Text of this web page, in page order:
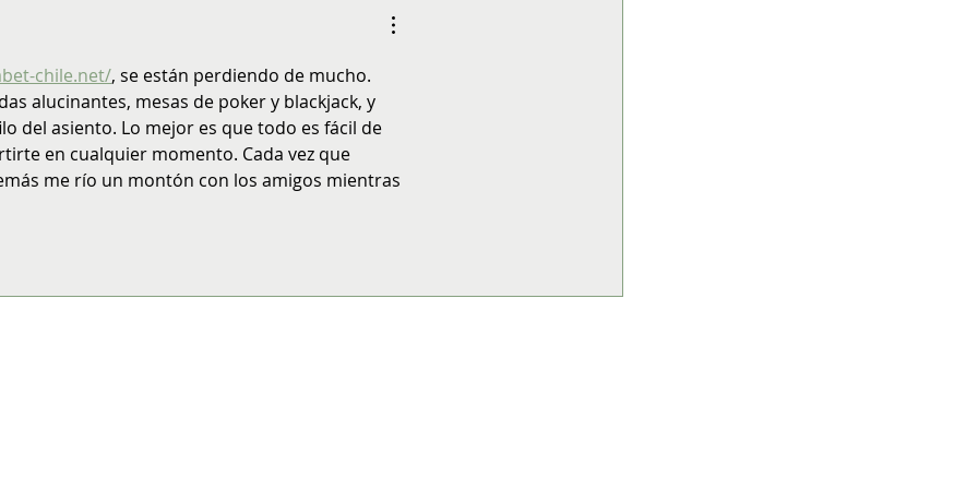
chile.net/, se están perdiendo de mucho.
alucinantes, mesas de poker y blackjack, y
del asiento. Lo mejor es que todo es fácil de
en cualquier momento. Cada vez que
me río un montón con los amigos mientras